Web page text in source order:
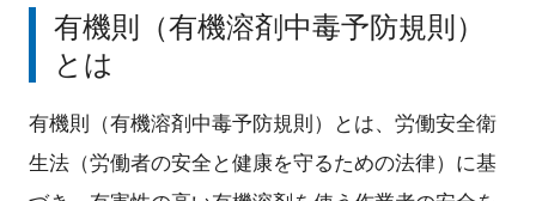
有機則（有機溶剤中毒予防規則）
とは
有機則（有機溶剤中毒予防規則）とは、労働安全衛
生法（労働者の安全と健康を守るための法律）に基